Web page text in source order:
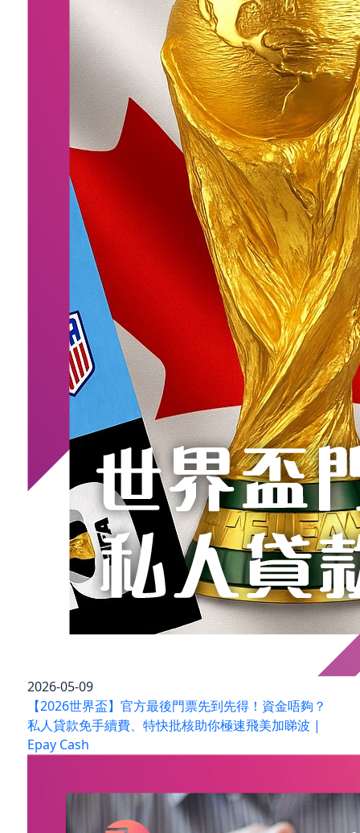
2026-05-09
【2026世界盃】官方最後門票先到先得！資金唔夠？
私人貸款免手續費、特快批核助你極速飛美加睇波 |
Epay Cash